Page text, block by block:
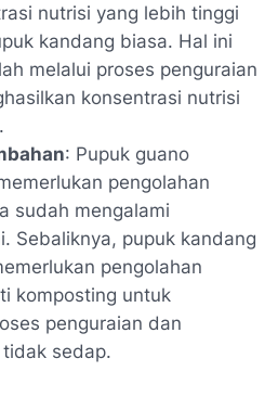
nutrisi yang lebih tinggi
kandang biasa. Hal ini
melalui proses penguraian
konsentrasi nutrisi
: Pupuk guano
pengolahan
sudah mengalami
Sebaliknya, pupuk kandang
pengolahan
komposting untuk
penguraian dan
sedap.